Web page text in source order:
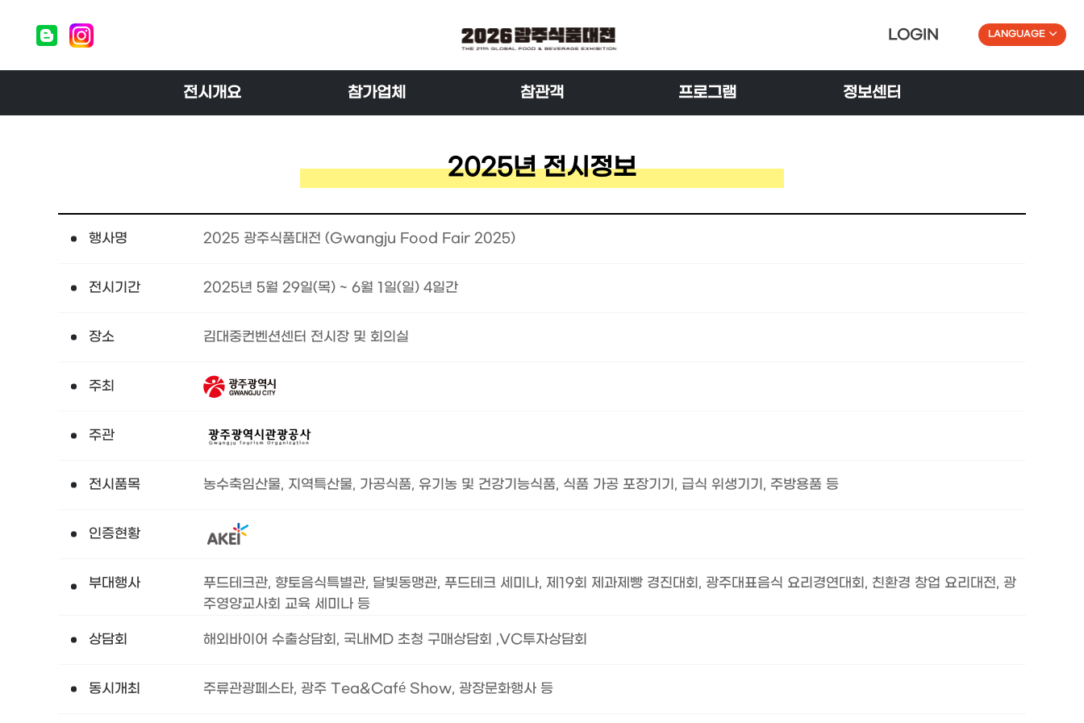
LANGUAGE
LOGIN
전시개요 참가업체 참관객 프로그램 정보센터
2025년 전시정보
행사명 2025 광주식품대전 (Gwangju Food Fair 2025)
전시기간 2025년 5월 29일(목) ~ 6월 1일(일) 4일간
장소 김대중컨벤션센터 전시장 및 회의실
주최
주관
전시품목 농수축임산물, 지역특산물, 가공식품, 유기농 및 건강기능식품, 식품 가공 포장기기, 급식 위생기기, 주방용품 등
인증현황
부대행사
푸드테크관, 향토음식특별관, 달빛동맹관, 푸드테크 세미나, 제19회 제과제빵 경진대회, 광주대표음식 요리경연대회, 친환경 창업 요리대전, 광
주영양교사회 교육 세미나 등
상담회 해외바이어 수출상담회, 국내MD 초청 구매상담회 ,VC투자상담회
동시개최 주류관광페스타, 광주 Tea&Café Show, 광장문화행사 등